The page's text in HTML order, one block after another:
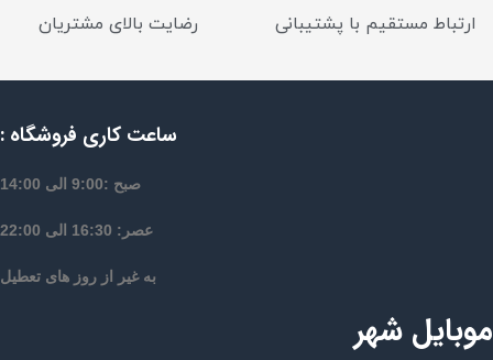
ارتباط مستقیم با پشتیبانی رضایت بالای مشتریان
ساعت کاری فروشگاه :
صبح :9:00 الی 14:00
عصر: 16:30 الی 22:00
به غیر از روز های تعطیل
موبایل شهر